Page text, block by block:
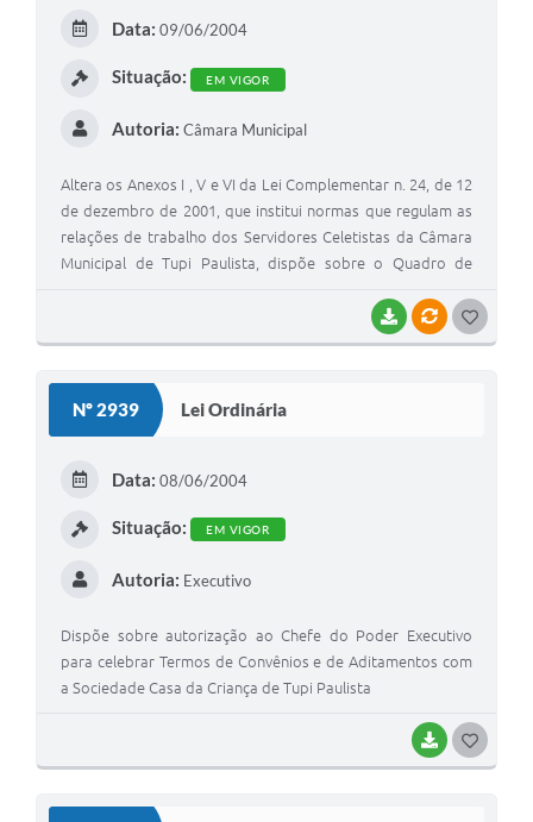
BAIXARVÍNCULOS
Data: 09/06/2004
Situação: EM VIGOR
Autoria: Câmara Municipal
Altera os Anexos I , V e VI da Lei Complementar n. 24, de 12
de dezembro de 2001, que institui normas que regulam as
relações de trabalho dos Servidores Celetistas da Câmara
Municipal de Tupi Paulista, dispõe sobre o Quadro de
Nº 2939 Lei Ordinária
BAIXAR
Data: 08/06/2004
Situação: EM VIGOR
Autoria: Executivo
Dispõe sobre autorização ao Chefe do Poder Executivo
para celebrar Termos de Convênios e de Aditamentos com
a Sociedade Casa da Criança de Tupi Paulista